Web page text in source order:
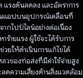
แรงดันลดลง และอัตราการ
นแอปบนอุปกรณ์เคลื่อนที่
กไปป์ไลน์อย่างต่อเนื่อง
ายแรง ผู้ใช้จะได้รับการ
ให้ดำเนินการแก้ไขได้
วของท่อส่งที่มีค่าใช้จ่ายสูง
ดความเสี่ยงด้านสิ่งแวดล้อม